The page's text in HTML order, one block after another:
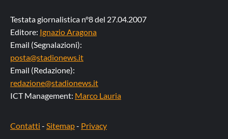
Testata giornalistica n°8 del 27.04.2007
Editore: Ignazio Aragona
Email (Segnalazioni):
posta@stadionews.it
Email (Redazione):
redazione@stadionews.it
ICT Management: Marco Lauria
Contatti - Sitemap- Privacy